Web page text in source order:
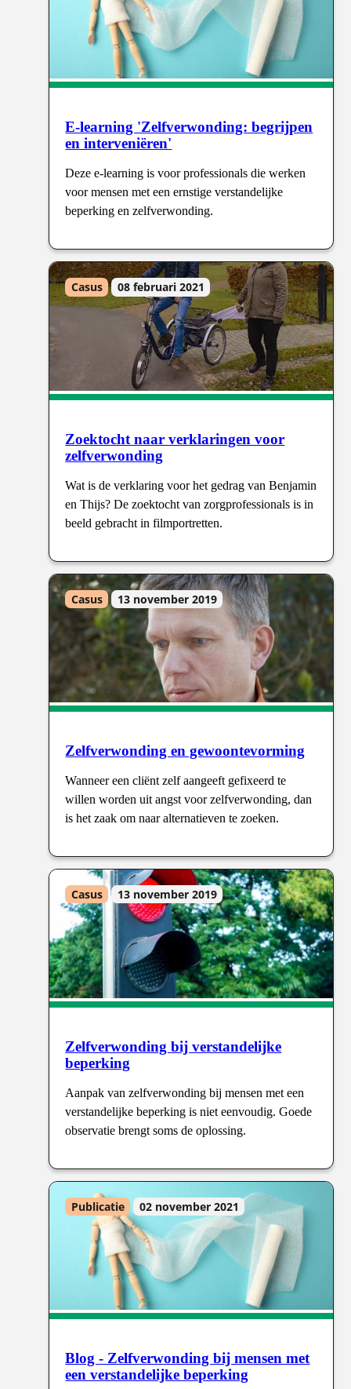
E-learning 'Zelfverwonding: begrijpen
en interveniëren'
Deze e-learning is voor professionals die werken
voor mensen met een ernstige verstandelijke
beperking en zelfverwonding.
Zoektocht naar verklaringen voor
zelfverwonding
Wat is de verklaring voor het gedrag van Benjamin
en Thijs? De zoektocht van zorgprofessionals is in
beeld gebracht in filmportretten.
Casus 08 februari 2021
Zelfverwonding en gewoontevorming
Wanneer een cliënt zelf aangeeft gefixeerd te
willen worden uit angst voor zelfverwonding, dan
is het zaak om naar alternatieven te zoeken.
Casus 13 november 2019
Zelfverwonding bij verstandelijke
beperking
Aanpak van zelfverwonding bij mensen met een
verstandelijke beperking is niet eenvoudig. Goede
observatie brengt soms de oplossing.
Casus 13 november 2019
Blog - Zelfverwonding bij mensen met
een verstandelijke beperking
Publicatie 02 november 2021